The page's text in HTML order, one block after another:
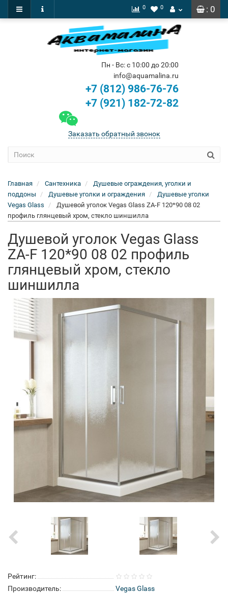
: 0
0 0
Пн - Вс: с 10:00 до 20:00
info@aquamalina.ru
+7 (812) 986-76-76
+7 (921) 182-72-82
Заказать обратный звонок
Главная Сантехника
Душевые ограждения, уголки и
поддоны
Душевые уголки и ограждения
Душевые уголки
Vegas Glass
Душевой уголок Vegas Glass ZA-F 120*90 08 02
профиль глянцевый хром, стекло шиншилла
Душевой уголок Vegas Glass
ZA-F 120*90 08 02 профиль
глянцевый хром, стекло
шиншилла
Рейтинг:
Производитель:
Vegas Glass